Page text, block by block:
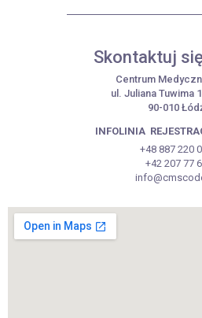
Skontaktuj
Centrum
ul. Juliana Tuwima
90-010
INFOLINIA
+48 887 220
+42 207 77